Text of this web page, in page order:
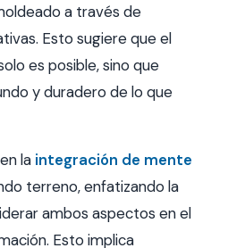
a través de
Esto sugiere que el
es posible, sino que
y duradero de lo que
la integración de mente
terreno, enfatizando la
ambos aspectos en el
Esto implica